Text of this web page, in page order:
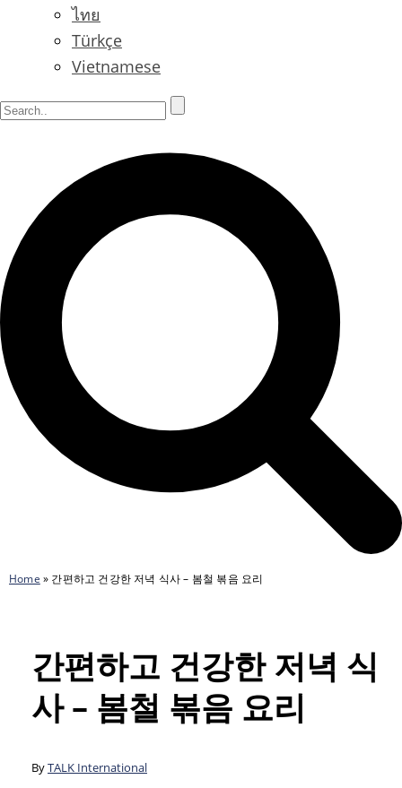
ไทย
Türkçe
Vietnamese
Home » 간편하고 건강한 저녁 식사 – 봄철 볶음 요리
간편하고 건강한 저녁 식
사 – 봄철 볶음 요리
ByTALK International